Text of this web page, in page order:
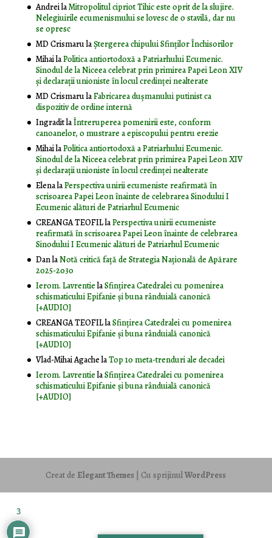
AndreilaMitropolitul cipriot Tihic este oprit de la slujire.
Nelegiuirile ecumenismului se lovesc de o stavilă, dar nu
se opresc
MD CrismarulaŞtergerea chipului Sfinţilor Închisorilor
MihailaPolitica antiortodoxă a Patriarhului Ecumenic.
Sinodul de la Niceea celebrat prin primirea Papei Leon XIV
și declarații unioniste în locul credinței nealterate
MD CrismarulaFabricarea dușmanului putinist ca
dispozitiv de ordine internă
IngraditlaÎntreruperea pomenirii este, conform
canoanelor, o mustrare a episcopului pentru erezie
MihailaPolitica antiortodoxă a Patriarhului Ecumenic.
Sinodul de la Niceea celebrat prin primirea Papei Leon XIV
și declarații unioniste în locul credinței nealterate
ElenalaPerspectiva unirii ecumeniste reafirmată în
scrisoarea Papei Leon înainte de celebrarea Sinodului I
Ecumenic alături de Patriarhul Ecumenic
CREANGA TEOFILlaPerspectiva unirii ecumeniste
reafirmată în scrisoarea Papei Leon înainte de celebrarea
Sinodului I Ecumenic alături de Patriarhul Ecumenic
DanlaNotă critică faţă de Strategia Naţională de Apărare
2025-2030
Ierom. LavrentielaSfințirea Catedralei cu pomenirea
schismaticului Epifanie și buna rânduială canonică
[+AUDIO]
CREANGA TEOFILlaSfințirea Catedralei cu pomenirea
schismaticului Epifanie și buna rânduială canonică
[+AUDIO]
Vlad-Mihai AgachelaTop 10 meta-trenduri ale decadei
Ierom. LavrentielaSfințirea Catedralei cu pomenirea
schismaticului Epifanie și buna rânduială canonică
[+AUDIO]
Creat de Elegant Themes | Cu sprijinulWordPress
3